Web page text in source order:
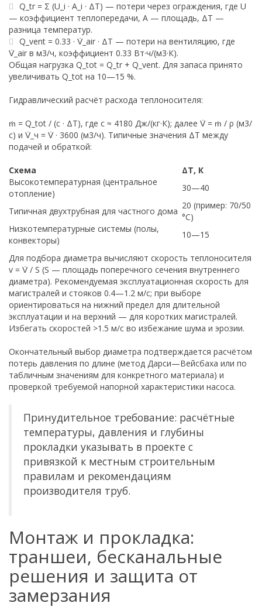
Q_tr = Σ (U_i · A_i · ΔT) — потери через ограждения, где U
— коэффициент теплопередачи, A — площадь, ΔT —
разница температур.
Q_vent = 0.33 · V̇_air · ΔT — потери на вентиляцию, где
V̇_air в м3/ч, коэффициент 0.33 Вт·ч/(м3·К).
Общая нагрузка Q_tot = Q_tr + Q_vent. Для запаса принято
увеличивать Q_tot на 10—15 %.
Гидравлический расчёт расхода теплоносителя:
ṁ = Q_tot / (c · ΔT), где c ≈ 4180 Дж/(кг·К); далее V̇ = ṁ / ρ (м3/
с) и V̇_ч = V̇ · 3600 (м3/ч). Типичные значения ΔT между
подачей и обраткой:
Схема
ΔT, К
Высокотемпературная (центральное
отопление)
30—40
Типичная двухтрубная для частного дома
20 (пример: 70/50
°C)
Низкотемпературные системы (полы,
конвекторы)
10—15
Для подбора диаметра вычисляют скорость теплоносителя
v = V̇ / S (S — площадь поперечного сечения внутреннего
диаметра). Рекомендуемая эксплуатационная скорость для
магистралей и стояков 0.4—1.2 м/с; при выборе
ориентироваться на нижний предел для длительной
эксплуатации и на верхний — для коротких магистралей.
Избегать скоростей >1.5 м/с во избежание шума и эрозии.
Окончательный выбор диаметра подтверждается расчётом
потерь давления по длине (метод Дарси—Вейсбаха или по
табличным значениям для конкретного материала) и
проверкой требуемой напорной характеристики насоса.
Принудительное требование: расчётные
температуры, давления и глубины
прокладки указывать в проекте с
привязкой к местным строительным
правилам и рекомендациям
производителя труб.
Монтаж и прокладка:
траншеи, бесканальные
решения и защита от
замерзания